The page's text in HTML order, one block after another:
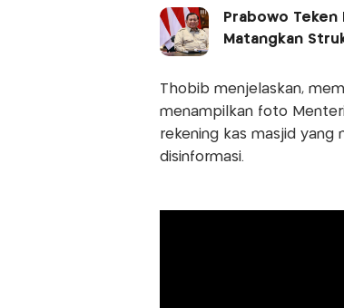
Prabowo
Matangkan
Thobib menjelaskan,
menampilkan foto
rekening kas masjid yang
disinformasi.